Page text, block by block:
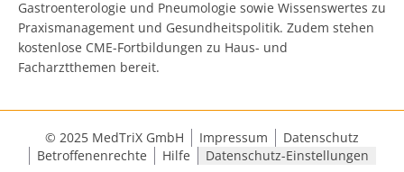
Gastroenterologie und Pneumologie sowie Wissenswertes zu
Praxismanagement und Gesundheitspolitik. Zudem stehen
kostenlose CME-Fortbildungen zu Haus- und
Facharztthemen bereit.
© 2025 MedTriX GmbH Impressum
Datenschutz
Betroffenenrechte
Hilfe Datenschutz-Einstellungen